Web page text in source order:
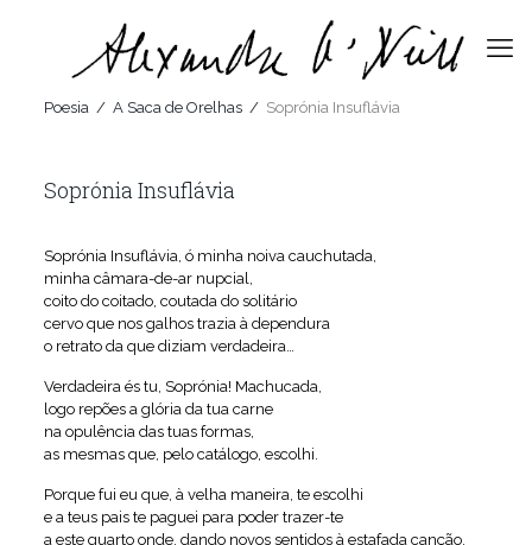
Poesia/ A Saca de Orelhas/ Soprónia Insuflávia
Soprónia Insuflávia
Soprónia Insuflávia, ó minha noiva cauchutada,
minha câmara-de-ar nupcial,
coito do coitado, coutada do solitário
cervo que nos galhos trazia à dependura
o retrato da que diziam verdadeira…
Verdadeira és tu, Soprónia! Machucada,
logo repões a glória da tua carne
na opulência das tuas formas,
as mesmas que, pelo catálogo, escolhi.
Porque fui eu que, à velha maneira, te escolhi
e a teus pais te paguei para poder trazer-te
a este quarto onde, dando novos sentidos à estafada canção,